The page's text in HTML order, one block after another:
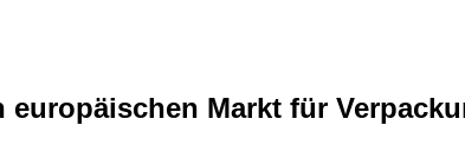
europäischen Markt für